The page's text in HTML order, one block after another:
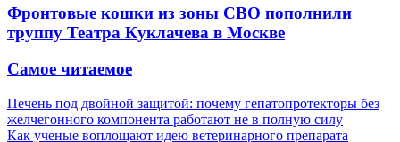
Фронтовые кошки из зоны СВО пополнили
труппу Театра Куклачева в Москве
Самое читаемое
Печень под двойной защитой: почему гепатопротекторы без
желчегонного компонента работают не в полную силу
Как ученые воплощают идею ветеринарного препарата